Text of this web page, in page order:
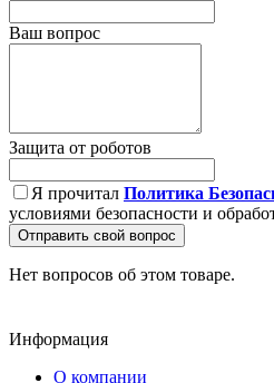
Ваш вопрос
Защита от роботов
Я прочитал Политика
условиями безопасности и
Отправить свой вопрос
Нет вопросов об этом товаре.
Информация
О компании